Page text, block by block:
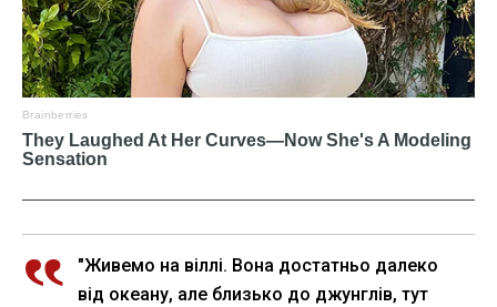
"Живемо на віллі. Вона достатньо далеко
від океану, але близько до джунглів, тут